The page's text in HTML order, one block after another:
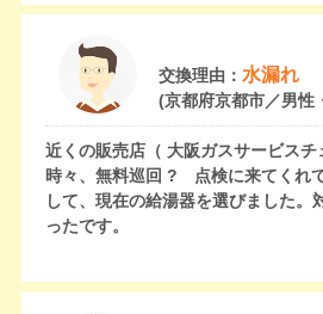
交換理由： 水漏れ
(京都府京都市／男性
近くの販売店（ 大阪ガスサービスチ
時々、無料巡回 ? 点検に来てくれ
して、現在の給湯器を選びました。
ったです。